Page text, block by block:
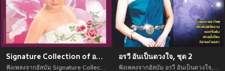
Signature Collection of อรวี สัจจานนท์
ฟังเพลงจากอัลบัม Signature Collection of อรวี สัจจานนท์ เพลงใหม่จาก อัพเดทเพลงใหม่ล่าสุดก่อนใคร ตลอดปี 2021
อรวี อันเป็นดวงใจ, ชุด 2
ฟังเพลงจากอัลบัม อรวี อันเป็นดวงใจ, ชุด 2 เพลงใหม่จาก อัพเดทเพลงใหม่ล่าสุดก่อนใคร ตลอดปี 2021